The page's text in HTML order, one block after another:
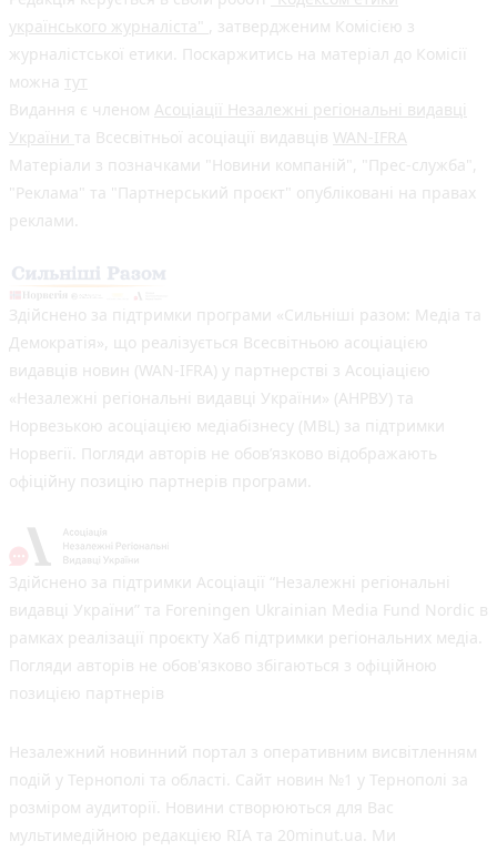
українського журналіста" , затвердженим Комісією з
журналістської етики. Поскаржитись на матеріал до Комісії
можна тут
Видання є членом Асоціації Незалежні регіональні видавці
України та Всесвітньої асоціації видавців WAN-IFRA
Матеріали з позначками "Новини компаній", "Прес-служба",
"Реклама" та "Партнерський проєкт" опубліковані на правах
реклами.
Здійснено за підтримки програми «Сильніші разом: Медіа та
Демократія», що реалізується Всесвітньою асоціацією
видавців новин (WAN-IFRA) у партнерстві з Асоціацією
«Незалежні регіональні видавці України» (АНРВУ) та
Норвезькою асоціацією медіабізнесу (MBL) за підтримки
Норвегії. Погляди авторів не обов’язково відображають
офіційну позицію партнерів програми.
Здійснено за підтримки Асоціації “Незалежні регіональні
видавці України” та Foreningen Ukrainian Media Fund Nordic в
рамках реалізації проєкту Хаб підтримки регіональних медіа.
Погляди авторів не обов'язково збігаються з офіційною
позицією партнерів
Незалежний новинний портал з оперативним висвітленням
подій у Тернополі та області. Сайт новин №1 у Тернополі за
розміром аудиторії. Новини створюються для Вас
мультимедійною редакцією RIA та 20minut.ua. Ми